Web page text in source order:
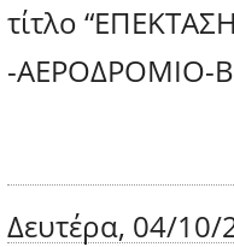
τίτλο
-ΑΕΡΟΔΡΟΜΙΟ-
Δευτέρα, 04/10/